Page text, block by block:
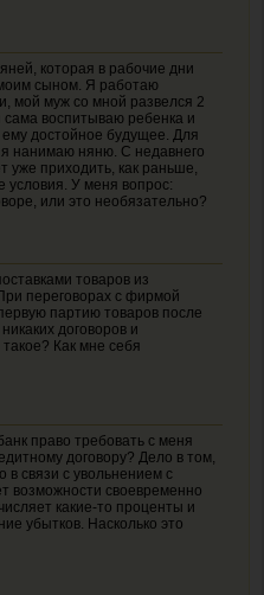
которая в рабочие дни
сыном. Я работаю
мой муж со мной развелся 2
воспитываю ребенка и
достойное будущее. Для
я нанимаю няню. С недавнего
уже приходить, как раньше,
условия. У меня вопрос:
или это необязательно?
товаров из
переговорах с фирмой
партию товаров после
договоров и
Как мне себя
право требовать с меня
договору? Дело в том,
в связи с увольнением с
возможности своевременно
какие-то проценты и
убытков. Насколько это